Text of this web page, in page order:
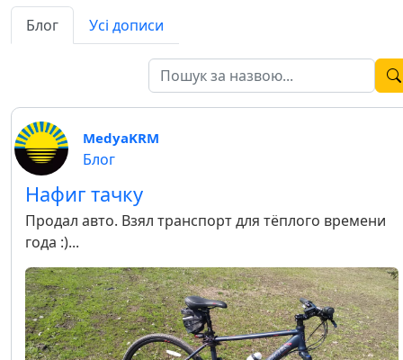
Блог Усі дописи
MedyaKRM
Блог
Нафиг тачку
Продал авто. Взял транспорт для тёплого времени
года :)...